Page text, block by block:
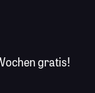
gratis!